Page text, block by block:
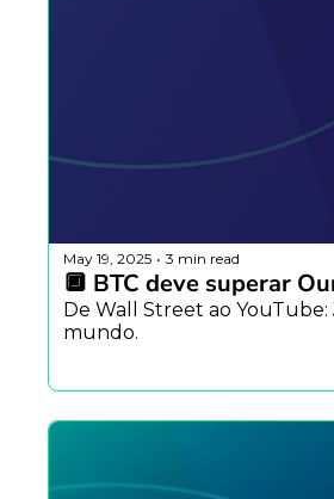
May 19, 2025 • 3 min read
🔲 BTC deve superar
De Wall Street ao
mundo.